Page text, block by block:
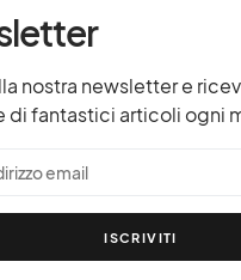
nostra newsletter e
di fantastici articoli ogni
ISCRIVITI